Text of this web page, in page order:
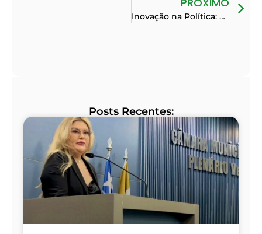
Inovação na Política: Desafios e Conquistas do PP na Cidade
Posts Recentes: